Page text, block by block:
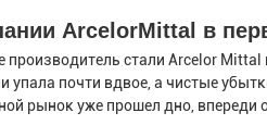
ArcelorMittal в
производитель стали Arcelor
упала почти вдвое, а чистые
рынок уже прошел дно, впереди